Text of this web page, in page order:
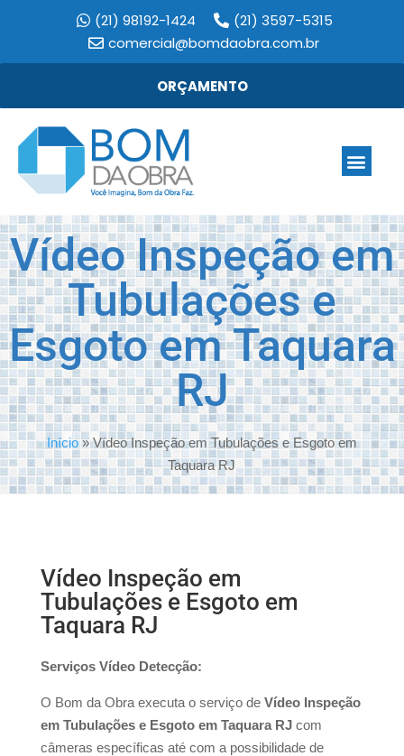
(21) 98192-1424
(21) 3597-5315
comercial@bomdaobra.com.br
ORÇAMENTO
Vídeo Inspeção em
Tubulações e
Esgoto em Taquara
RJ
Início»Vídeo Inspeção em Tubulações e Esgoto em
Taquara RJ
Vídeo Inspeção em
Tubulações e Esgoto em
Taquara RJ
Serviços Vídeo Detecção:
O Bom da Obra executa o serviço de Vídeo Inspeção
em Tubulações e Esgoto em Taquara RJ com
câmeras específicas até com a possibilidade de